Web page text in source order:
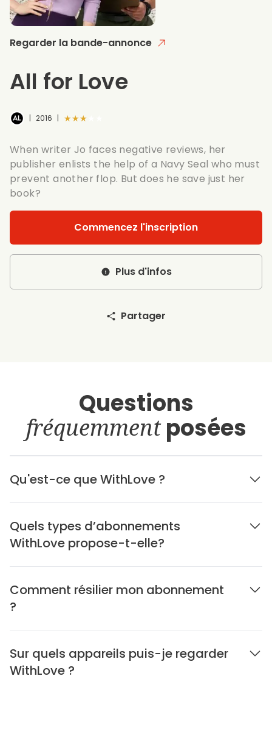
Regarder la bande-annonce
All for Love
| 2016 | ★★★★★
When writer Jo faces negative reviews, her
publisher enlists the help of a Navy Seal who must
prevent another flop. But does he save just her
book?
Commencez l'inscription
Plus d'infos
Partager
Questions
fréquemmentposées
Qu'est-ce que WithLove ?
Quels types d’abonnements
WithLove propose-t-elle?
Comment résilier mon abonnement
?
Sur quels appareils puis-je regarder
WithLove ?